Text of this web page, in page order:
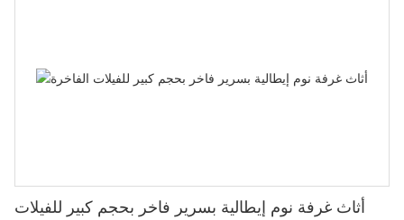
أثاث غرفة نوم إيطالية بسرير فاخر بحجم كبير للفيلات